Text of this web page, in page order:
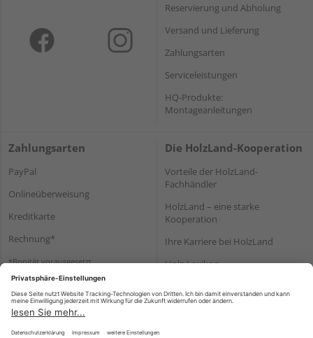
Reservierung und Abholung
Versand und Lieferung
Zahlungsarten
Serviceleistungen
HQ-Produkte:
Montageanleitungen
Zahlungsarten
PayPal
Onlineüberweisung
Kreditkarte
Rechnung*
*Bonität vorausgesetzt
Die HolzLand-Kooperation
Vorteile der HolzLand-
Fachhändler
HolzLand – eine starke
Kooperation
Ihre Karriere bei HolzLand
Holz-Lexikon